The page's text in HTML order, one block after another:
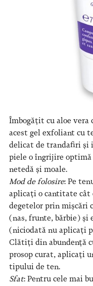
Îmbogățit cu aloe vera
acest gel exfoliant cu
delicat de trandafiri și
piele o îngrijire
netedă și moale.
Mod de folosire: Pe
aplicați o cantitate cât
degetelor prin mișcări
(nas, frunte, bărbie) și
(niciodată nu aplicați
Clătiți din abundență
prosop curat, aplicați
tipului de ten.
Sfat: Pentru cele mai